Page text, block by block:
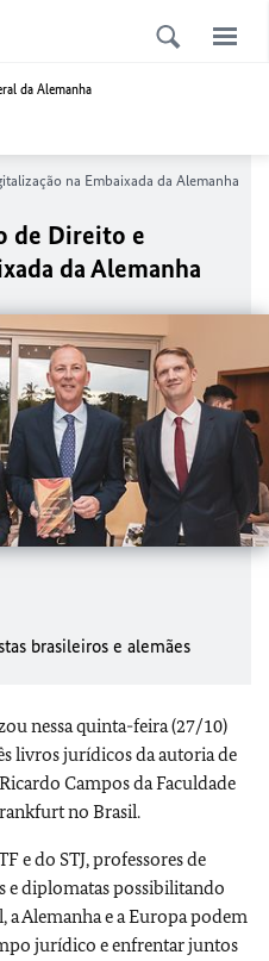
da Alemanha
na Embaixada da Alemanha
de Direito e
da Alemanha
brasileiros e alemães
nessa quinta-feira (27/10)
livros jurídicos da autoria de
Campos da Faculdade
no Brasil.
e do STJ, professores de
e diplomatas possibilitando
Alemanha e a Europa podem
jurídico e enfrentar juntos